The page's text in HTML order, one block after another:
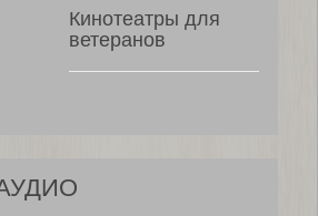
Кинотеатры для
ветеранов